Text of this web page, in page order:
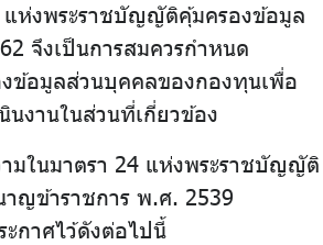
าชการ
แห่งพระราชบัญญัติคุ้มครองข้อมูล
จึงเป็นการสมควรกำหนด
ข้อมูลส่วนบุคคลของกองทุนเพื่อ
นงานในส่วนที่เกี่ยวข้อง
มในมาตรา 24 แห่งพระราชบัญญัติ
ญข้าราชการ พ.ศ. 2539
ะกาศไว้ดังต่อไปนี้